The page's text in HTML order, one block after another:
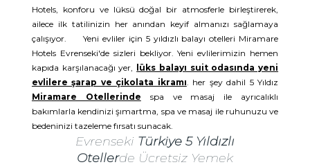
Hotels, konforu ve lüksü doğal bir atmosferle birleştirerek,
ailece ilk tatilinizin her anından keyif almanızı sağlamaya
çalışıyor. Yeni evliler için 5 yıldızlı balayı otelleri Miramare
Hotels Evrenseki'de sizleri bekliyor. Yeni evlilerimizin hemen
kapıda karşılanacağı yer,
lüks balayı suit odasında yeni
evlilere şarap ve çikolata ikramı. her şey dahil 5 Yıldız
Miramare Otellerinde spa ve masaj ile ayrıcalıklı
bakımlarla kendinizi şımartma, spa ve masaj ile ruhunuzu ve
bedeninizi tazeleme fırsatı sunacak.
Evrenseki Türkiye 5 Yıldızlı
Otellerde Ücretsiz Yemek